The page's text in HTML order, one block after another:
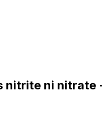
nitrite ni